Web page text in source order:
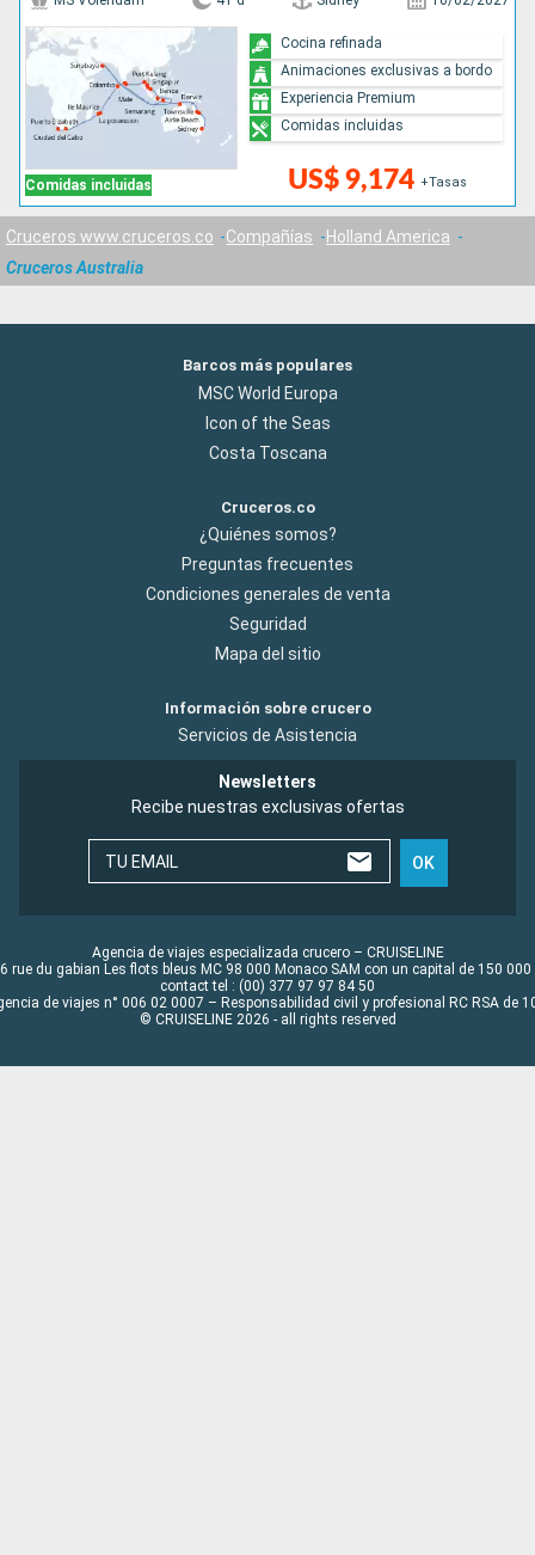
Comidas incluidas US$ 9,174 +Tasas
Cocina refinada
Animaciones exclusivas a bordo
Experiencia Premium
Comidas incluidas
Cruceros www.cruceros.co Compañías
Holland America
Cruceros Australia
Barcos más populares
MSC World Europa
Icon of the Seas
Costa Toscana
Cruceros.co
¿Quiénes somos?
Preguntas frecuentes
Condiciones generales de venta
Seguridad
Mapa del sitio
Información sobre crucero
Servicios de Asistencia
Newsletters
Recibe nuestras exclusivas ofertas
TU EMAIL OK
Agencia de viajes especializada crucero – CRUISELINE
rue du gabian Les flots bleus MC 98 000 Monaco SAM con un capital de 150 000
contact tel : (00) 377 97 97 84 50
de viajes n° 006 02 0007 – Responsabilidad civil y profesional RC RSA de
© CRUISELINE 2026 - all rights reserved